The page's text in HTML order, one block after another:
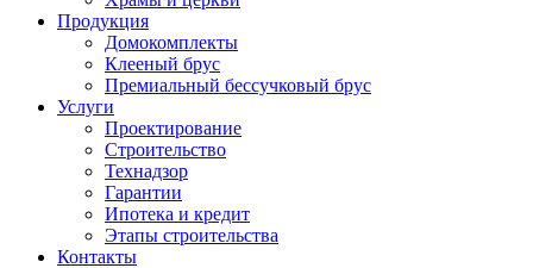
Продукция
Домокомплекты
Клееный брус
Премиальный бессучковый брус
Услуги
Проектирование
Строительство
Технадзор
Гарантии
Ипотека и кредит
Этапы строительства
Контакты